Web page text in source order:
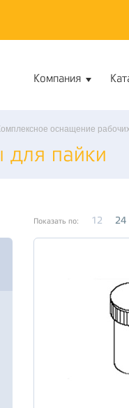
Компания
оснащение
для пайки
Показать по: 12 24